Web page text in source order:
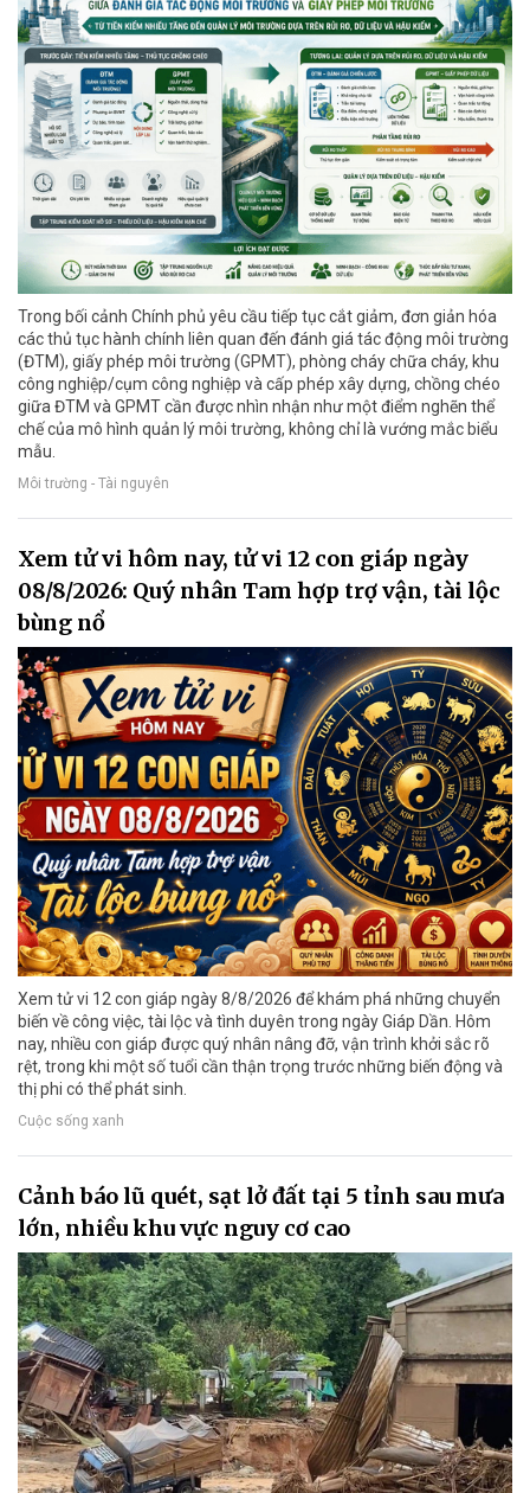
Trong bối cảnh Chính phủ yêu cầu tiếp tục cắt giảm, đơn giản hóa
các thủ tục hành chính liên quan đến đánh giá tác động môi trường
(ĐTM), giấy phép môi trường (GPMT), phòng cháy chữa cháy, khu
công nghiệp/cụm công nghiệp và cấp phép xây dựng, chồng chéo
giữa ĐTM và GPMT cần được nhìn nhận như một điểm nghẽn thể
chế của mô hình quản lý môi trường, không chỉ là vướng mắc biểu
mẫu.
Môi trường - Tài nguyên
Xem tử vi hôm nay, tử vi 12 con giáp ngày
08/8/2026: Quý nhân Tam hợp trợ vận, tài lộc
bùng nổ
Xem tử vi 12 con giáp ngày 8/8/2026 để khám phá những chuyển
biến về công việc, tài lộc và tình duyên trong ngày Giáp Dần. Hôm
nay, nhiều con giáp được quý nhân nâng đỡ, vận trình khởi sắc rõ
rệt, trong khi một số tuổi cần thận trọng trước những biến động và
thị phi có thể phát sinh.
Cuộc sống xanh
Cảnh báo lũ quét, sạt lở đất tại 5 tỉnh sau mưa
lớn, nhiều khu vực nguy cơ cao